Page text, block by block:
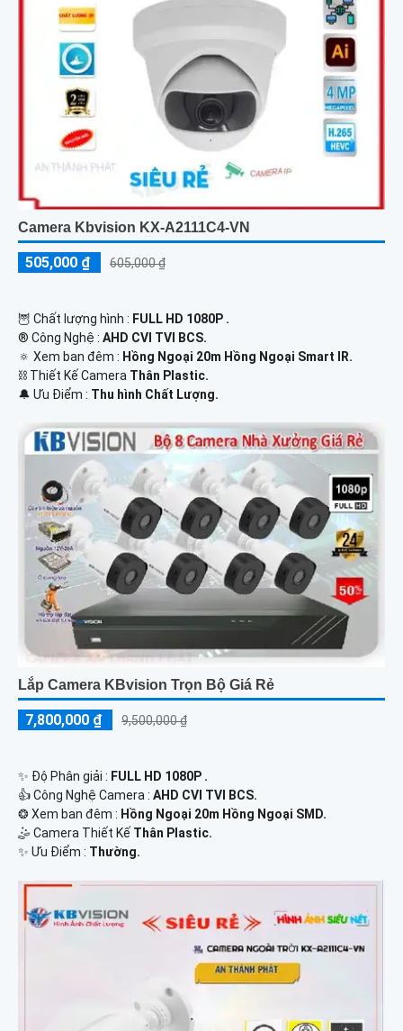
Camera Kbvision KX-A2111C4-VN
505,000 ₫ 605,000 ₫
🦉 Chất lượng hình : FULL HD 1080P .
®️ Công Nghệ : AHD CVI TVI BCS.
🔅 Xem ban đêm : Hồng Ngoại 20m Hồng Ngoại Smart IR.
⛓ Thiết Kế Camera Thân Plastic.
️🔔 Ưu Điểm : Thu hình Chất Lượng.
Lắp Camera KBvision Trọn Bộ Giá Rẻ
7,800,000 ₫ 9,500,000 ₫
✨ Độ Phân giải : FULL HD 1080P .
👍 Công Nghệ Camera : AHD CVI TVI BCS.
❂ Xem ban đêm : Hồng Ngoại 20m Hồng Ngoại SMD.
🤹 Camera Thiết Kế Thân Plastic.
️✨ Ưu Điểm : Thường.